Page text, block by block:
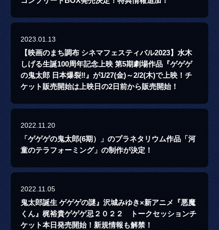
2023.01.13
【映画のまち調布 シネマフェスティバル2023】水木
しげる生誕100周年記念上映 第5期劇場作品『ゲゲゲ
の鬼太郎 日本爆裂‼』が1/27(金)～2/2(木)で上映！チ
ケット販売開始は上映日の2日前から販売開始！
2022.11.20
「ゲゲゲの鬼太郎(6期）」のプラネタリウム作品「河
童のテラフォーミング」の制作が決定！
2022.11.05
鬼太郎誕生 ゲゲゲの謎』沢城みゆき×新アニメ『悪魔
くん』梶裕貴ゲゲゲ忌２０２２ トークセッションチ
ケット本日発売開始！新規情報も解禁！